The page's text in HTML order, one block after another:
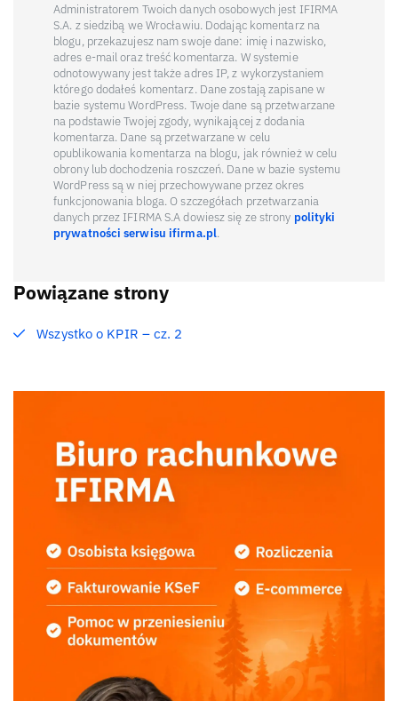
Administratorem Twoich danych osobowych jest IFIRMA
S.A. z siedzibą we Wrocławiu. Dodając komentarz na
blogu, przekazujesz nam swoje dane: imię i nazwisko,
adres e-mail oraz treść komentarza. W systemie
odnotowywany jest także adres IP, z wykorzystaniem
którego dodałeś komentarz. Dane zostają zapisane w
bazie systemu WordPress. Twoje dane są przetwarzane
na podstawie Twojej zgody, wynikającej z dodania
komentarza. Dane są przetwarzane w celu
opublikowania komentarza na blogu, jak również w celu
obrony lub dochodzenia roszczeń. Dane w bazie systemu
WordPress są w niej przechowywane przez okres
funkcjonowania bloga. O szczegółach przetwarzania
danych przez IFIRMA S.A dowiesz się ze strony polityki
prywatności serwisu ifirma.pl.
Powiązane strony
Wszystko o KPIR – cz. 2